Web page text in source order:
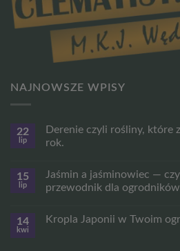
NAJNOWSZE WPISY
22
lip
Derenie czyli rośliny, które
rok.
do
Derenie
czyli
zdobią
15
lip
Jaśmin a jaśminowiec —
przewodnik dla ogrodników
do
14
kwi
Kropla Japonii w Twoim